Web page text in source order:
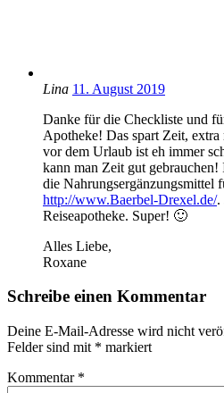
Lina 11. August 2019
Danke für die Checkliste und
Apotheke! Das spart Zeit, extra
vor dem Urlaub ist eh immer
kann man Zeit gut
die Nahrungsergänzungsmittel
http://www.Baerbel-Drexel.de/.
Reiseapotheke. Super! 🙂
Alles Liebe,
Roxane
Schreibe einen Kommentar
Deine E-Mail-Adresse wird nicht
Felder sind mit * markiert
Kommentar *